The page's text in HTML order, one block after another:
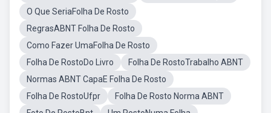
O Que SeriaFolha De Rosto
RegrasABNT Folha De Rosto
Como Fazer UmaFolha De Rosto
Folha De RostoDo Livro
Folha De RostoTrabalho ABNT
Normas ABNT CapaE Folha De Rosto
Folha De RostoUfpr
Folha De Rosto Norma ABNT